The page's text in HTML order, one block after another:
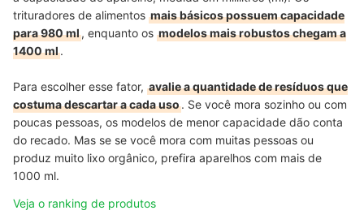
trituradores de alimentos mais básicos possuem capacidade
para 980 ml, enquanto os modelos mais robustos chegam a
1400 ml.
Para escolher esse fator, avalie a quantidade de resíduos que
costuma descartar a cada uso. Se você mora sozinho ou com
poucas pessoas, os modelos de menor capacidade dão conta
do recado. Mas se se você mora com muitas pessoas ou
produz muito lixo orgânico, prefira aparelhos com mais de
1000 ml.
Veja o ranking de produtos